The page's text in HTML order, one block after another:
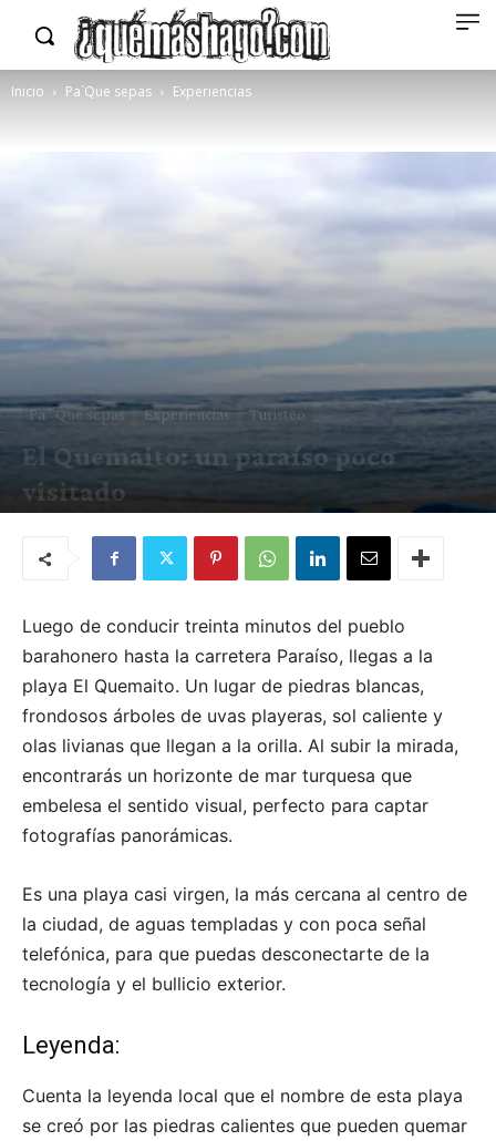
Inicio Pa`Que sepas Experiencias
Pa`Que sepas Experiencias Turisteo
El Quemaito: un paraíso poco
visitado
Luego de conducir treinta minutos del pueblo
barahonero hasta la carretera Paraíso, llegas a la
playa El Quemaito. Un lugar de piedras blancas,
frondosos árboles de uvas playeras, sol caliente y
olas livianas que llegan a la orilla. Al subir la mirada,
encontrarás un horizonte de mar turquesa que
embelesa el sentido visual, perfecto para captar
fotografías panorámicas.
Es una playa casi virgen, la más cercana al centro de
la ciudad, de aguas templadas y con poca señal
telefónica, para que puedas desconectarte de la
tecnología y el bullicio exterior.
Leyenda:
Cuenta la leyenda local que el nombre de esta playa
se creó por las piedras calientes que pueden quemar